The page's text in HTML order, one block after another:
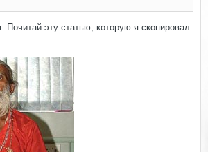
Почитай эту статью, которую я скопировал